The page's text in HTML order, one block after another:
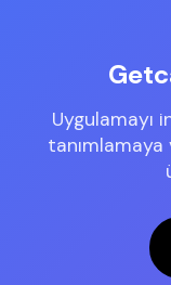
Uygulamayı
tanımlamaya